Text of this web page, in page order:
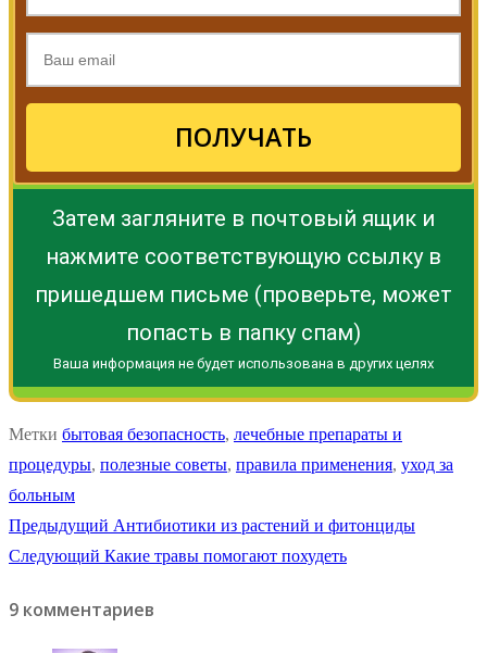
ПОЛУЧАТЬ
Затем загляните в почтовый ящик и
нажмите соответствующую ссылку в
пришедшем письме (проверьте, может
попасть в папку спам)
Ваша информация не будет использована в других целях
Метки бытовая безопасность, лечебные препараты и
процедуры, полезные советы, правила применения, уход за
больным
Навигация
по
записям
Предыдущий Предыдущая
запись:
Антибиотики из растений и фитонциды
Следующий Следующая
Какие травы помогают похудеть
9 комментариев